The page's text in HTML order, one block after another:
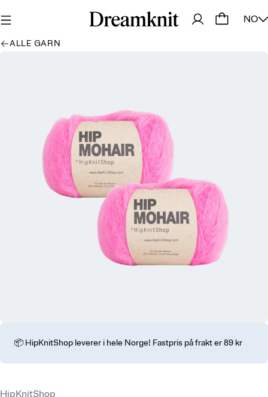
NO
ALLE GARN
📦 HipKnitShop leverer i hele Norge! Fastpris på frakt er 89 kr
HipKnitShop